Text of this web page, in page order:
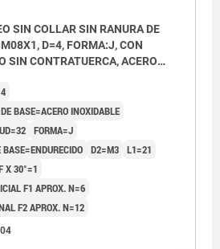
SIN COLLAR SIN RANURA DE
D=4, FORMA:J, CON
SIN CONTRATUERCA, ACERO
BASE=ACERO INOXIDABLE
FORMA=J
D2=M3 L1=21
X 30°=1
F1 APROX. N=6
F2 APROX. N=12